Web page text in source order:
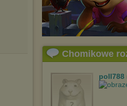
Chomikowe
poll788